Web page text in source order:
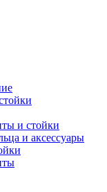
и стойки
и аксессуары